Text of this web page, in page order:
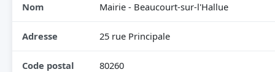
Nom Mairie - Beaucourt-sur-l'Hallue
Adresse 25 rue Principale
Code postal 80260